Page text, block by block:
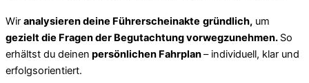
Wir analysieren deine Führerscheinakte gründlich, um
gezielt die Fragen der Begutachtung vorwegzunehmen. So
erhältst du deinen persönlichen Fahrplan– individuell, klar und
erfolgsorientiert.